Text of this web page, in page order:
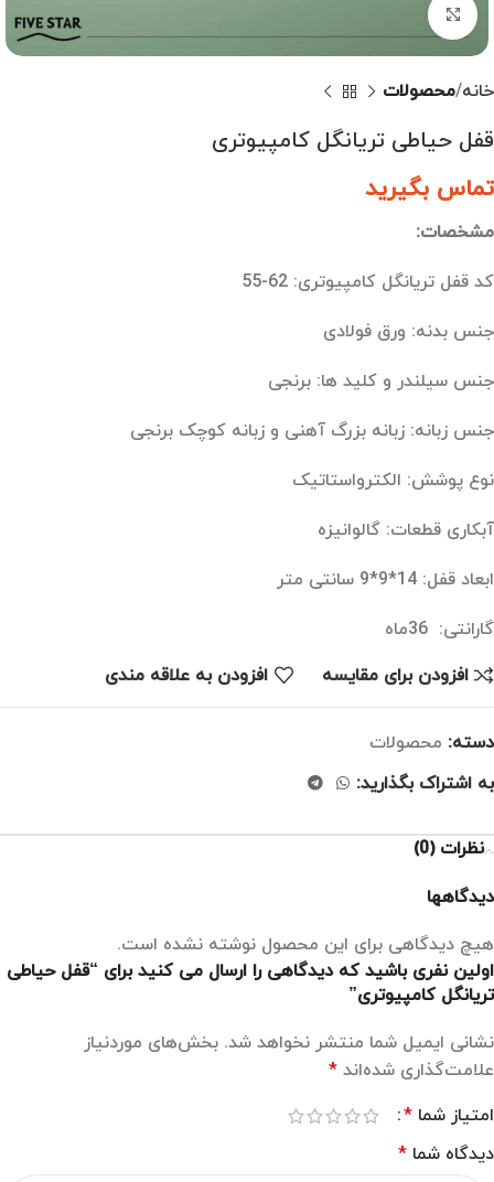
بزرگنمایی تصویر
خانه محصولات
قفل حیاطی تریانگل کامپیوتری
تماس بگیرید
مشخصات:
کد قفل تریانگل کامپیوتری: 62-55
جنس بدنه: ورق فولادی
جنس سیلندر و کلید ها: برنجی
جنس زبانه: زبانه بزرگ آهنی و زبانه کوچک برنجی
نوع پوشش: الکترواستاتیک
آبکاری قطعات: گالوانیزه
ابعاد قفل: 14*9*9 سانتی متر
گارانتی: 36ماه
افزودن برای مقایسه
افزودن به علاقه مندی
دسته: محصولات
به اشتراک بگذارید:
نظرات (0)
دیدگاهها
هیچ دیدگاهی برای این محصول نوشته نشده است.
اولین نفری باشید که دیدگاهی را ارسال می کنید برای “قفل حیاطی
تریانگل کامپیوتری”
نشانی ایمیل شما منتشر نخواهد شد. بخش‌های موردنیاز
علامت‌گذاری شده‌اند *
امتیاز شما *
دیدگاه شما *